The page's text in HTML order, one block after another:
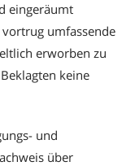
eingeräumt
umfassende
erworben zu
keine
und
über